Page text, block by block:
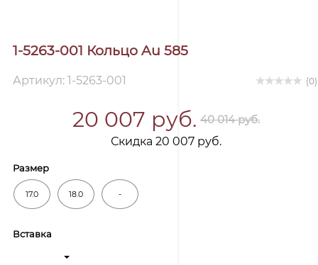
1-5263-001 Кольцо Au 585
Артикул: 1-5263-001 (0)
20 007 руб. 40 014 руб.
Скидка 20 007 руб.
Размер
17.0 18.0 -
Вставка